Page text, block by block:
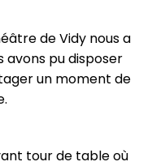
de Vidy nous a
avons pu disposer
un moment de
tour de table où